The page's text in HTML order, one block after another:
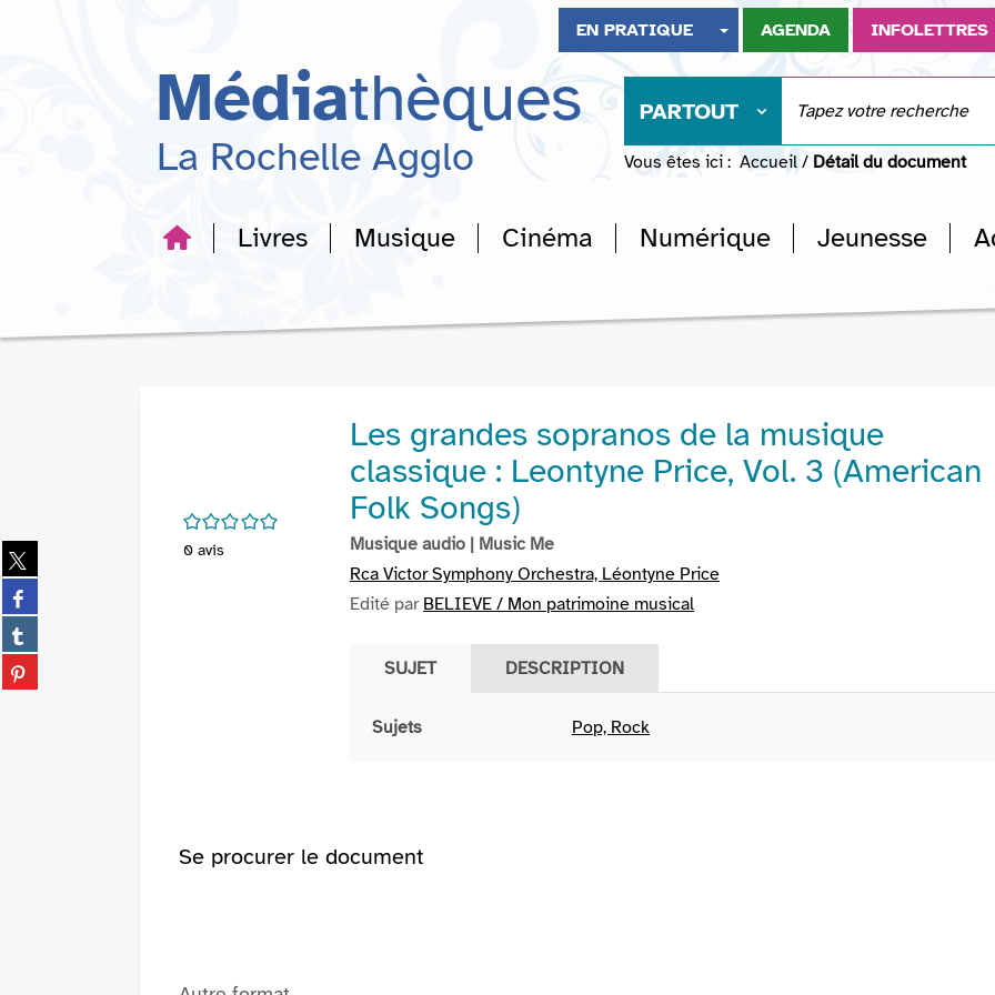
recherche
EN PRATIQUE AGENDA INFOLETTRES
Médiathèques
La Rochelle Agglo
PARTOUT
Vous êtes ici : Accueil / Détail du document
Livres Musique Cinéma Numérique Jeunesse
Partager
sur
twitter
(Nouvelle
fenêtre)
Partager
sur
facebook
(Nouvelle
fenêtre)
Partager
sur
tumblr
Partager
sur
/5
0 avis
Les grandes sopranos de la musique
classique : Leontyne Price, Vol. 3 (American
Folk Songs)
Musique audio | Music Me
Rca Victor Symphony Orchestra, Léontyne Price
Edité par BELIEVE / Mon patrimoine musical
SUJET DESCRIPTION
Sujets Pop, Rock
Se procurer le document